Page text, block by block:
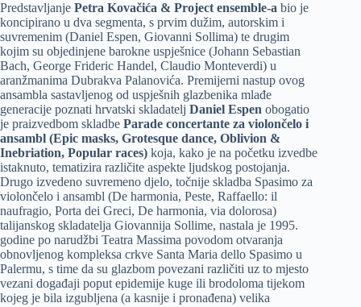
Predstavljanje Petra Kovačića & Project ensemble-a bio je
koncipirano u dva segmenta, s prvim dužim, autorskim i
suvremenim (Daniel Espen, Giovanni Sollima) te drugim
kojim su objedinjene barokne uspješnice (Johann Sebastian
Bach, George Frideric Handel, Claudio Monteverdi) u
aranžmanima Dubrakva Palanovića. Premijerni nastup ovog
ansambla sastavljenog od uspješnih glazbenika mlađe
generacije poznati hrvatski skladatelj Daniel Espen obogatio
je praizvedbom skladbe Parade concertante za violončelo i
ansambl (Epic masks, Grotesque dance, Oblivion &
Inebriation, Popular races) koja, kako je na početku izvedbe
istaknuto, tematizira različite aspekte ljudskog postojanja.
Drugo izvedeno suvremeno djelo, točnije skladba Spasimo za
violončelo i ansambl (De harmonia, Peste, Raffaello: il
naufragio, Porta dei Greci, De harmonia, via dolorosa)
talijanskog skladatelja Giovannija Sollime, nastala je 1995.
godine po narudžbi Teatra Massima povodom otvaranja
obnovljenog kompleksa crkve Santa Maria dello Spasimo u
Palermu, s time da su glazbom povezani različiti uz to mjesto
vezani događaji poput epidemije kuge ili brodoloma tijekom
kojeg je bila izgubljena (a kasnije i pronađena) velika